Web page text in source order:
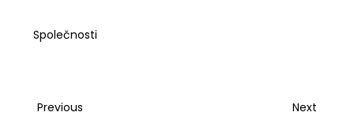
Společnosti
Previous
Previous Next
Next